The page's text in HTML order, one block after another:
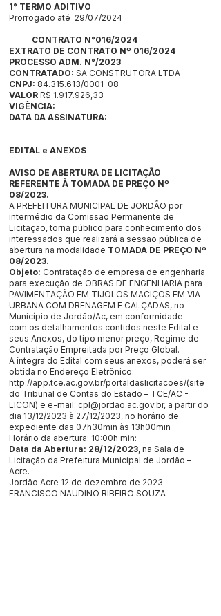
1° TERMO ADITIVO
Prorrogado até 29/07/2024
CONTRATO N°016/2024
EXTRATO DE CONTRATO Nº 016/2024
PROCESSO ADM. N°/2023
CONTRATADO: SA CONSTRUTORA LTDA
CNPJ: 84.315.613/0001-08
VALOR R$ 1.917.926,33
VIGÊNCIA:
DATA DA ASSINATURA:
EDITAL e ANEXOS
AVISO DE ABERTURA DE LICITAÇÃO
REFERENTE À TOMADA DE PREÇO Nº
08/2023.
A PREFEITURA MUNICIPAL DE JORDÃO por
intermédio da Comissão Permanente de
Licitação, torna público para conhecimento dos
interessados que realizará a sessão pública de
abertura na modalidade TOMADA DE PREÇO Nº
08/2023.
Objeto: Contratação de empresa de engenharia
para execução de OBRAS DE ENGENHARIA para
PAVIMENTAÇÃO EM TIJOLOS MACIÇOS EM VIA
URBANA COM DRENAGEM E CALÇADAS, no
Município de Jordão/Ac, em conformidade
com os detalhamentos contidos neste Edital e
seus Anexos, do tipo menor preço, Regime de
Contratação Empreitada por Preço Global.
A íntegra do Edital com seus anexos, poderá ser
obtida no Endereço Eletrônico:
http://app.tce.ac.gov.br/portaldaslicitacoes/(site
do Tribunal de Contas do Estado – TCE/AC -
LICON) e e-mail: cpl@jordao.ac.gov.br, a partir do
dia 13/12/2023 à 27/12/2023, no horário de
expediente das 07h30min às 13h00min
Horário da abertura: 10:00h min:
Data da Abertura: 28/12/2023, na Sala de
Licitação da Prefeitura Municipal de Jordão –
Acre.
Jordão Acre 12 de dezembro de 2023
FRANCISCO NAUDINO RIBEIRO SOUZA